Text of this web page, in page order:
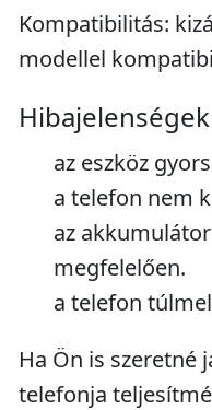
Kompatibilitás:
modellel
Hibajelenségek
az eszköz
a telefon nem
az
megfelelően.
a telefon
Ha Ön is szeretné
telefonja